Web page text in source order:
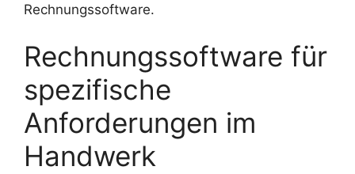
Rechnungssoftware.
Rechnungssoftware für
spezifische
Anforderungen im
Handwerk